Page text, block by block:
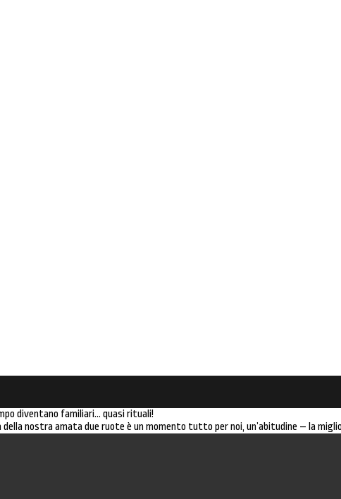
diventano familiari… quasi rituali!
nostra amata due ruote è un momento tutto per noi, un’abitudine – la